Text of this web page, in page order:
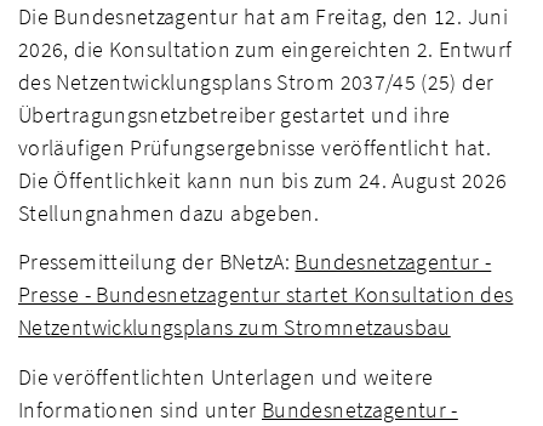
Die Bundesnetzagentur hat am Freitag, den 12. Juni
2026, die Konsultation zum eingereichten 2. Entwurf
des Netzentwicklungsplans Strom 2037/45 (25) der
Übertragungsnetzbetreiber gestartet und ihre
vorläufigen Prüfungsergebnisse veröffentlicht hat.
Die Öffentlichkeit kann nun bis zum 24. August 2026
Stellungnahmen dazu abgeben.
Pressemitteilung der BNetzA: Bundesnetzagentur -
Presse - Bundesnetzagentur startet Konsultation des
Netzentwicklungsplans zum Stromnetzausbau
Die veröffentlichten Unterlagen und weitere
Informationen sind unter Bundesnetzagentur -